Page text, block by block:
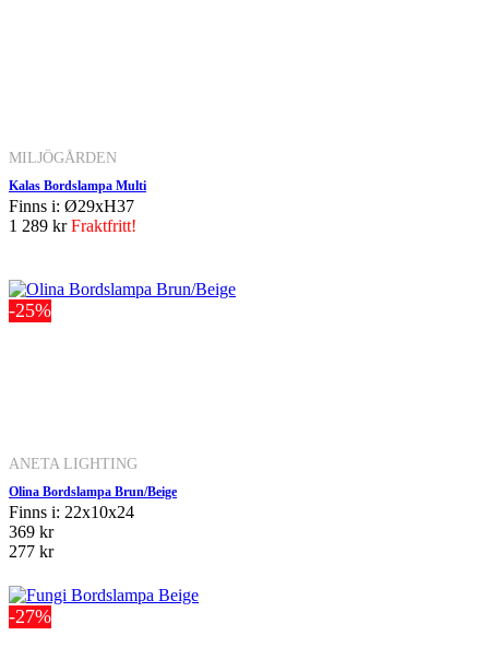
MILJÖGÅRDEN
Kalas Bordslampa Multi
Finns i: Ø29xH37
1 289 krFraktfritt!
-25%
ANETA LIGHTING
Olina Bordslampa Brun/Beige
Finns i: 22x10x24
369 kr
277 kr
-27%